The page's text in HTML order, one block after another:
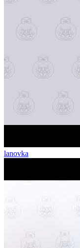
lanovka